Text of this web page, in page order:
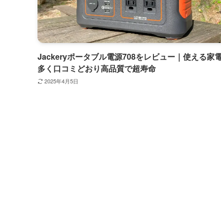
Jackeryポータブル電源708をレビュー｜使える家
多く口コミどおり高品質で超寿命
2025年4月5日